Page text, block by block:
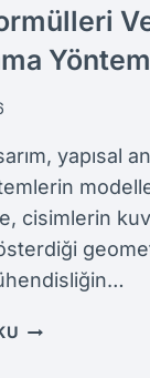
yapısal
cisimlerin
ATALET